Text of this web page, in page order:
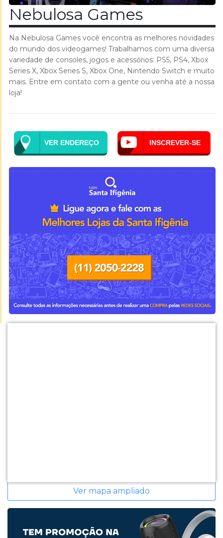
Nebulosa Games
Na Nebulosa Games você encontra as melhores novidades
do mundo dos videogames! Trabalhamos com uma diversa
variedade de consoles, jogos e acessórios: PS5, PS4, Xbox
Series X, Xbox Series S, Xbox One, Nintendo Switch e muito
mais. Entre em contato com a gente ou venha até a nossa
loja!
VER ENDEREÇO INSCREVER-SE
Ver mapa ampliado